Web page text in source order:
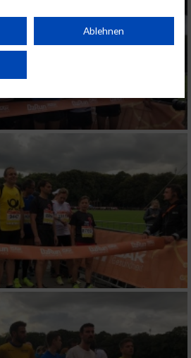
von Zielgruppen durch Statistiken oder
Quellen. Entwicklung und
Union weitergegeben und in die
Anbieter)
Zwecke:
auf Informationen
Daten zur Auswahl
für personalisierte
zur Auswahl
Ablehnen